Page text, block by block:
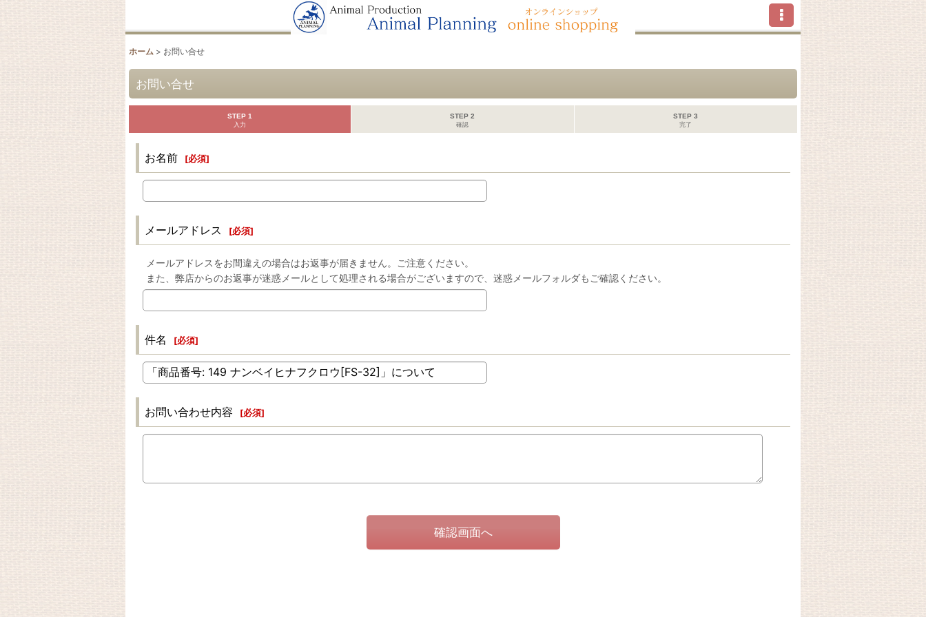
ホーム > お問い合せ
お問い合せ
STEP 1
入力
STEP 2
確認
STEP 3
完了
お名前 [必須]
メールアドレス [必須]
メールアドレスをお間違えの場合はお返事が届きません。ご注意ください。
また、弊店からのお返事が迷惑メールとして処理される場合がございますので、迷惑メールフォルダもご確認ください。
件名 [必須]
お問い合わせ内容 [必須]
確認画面へ